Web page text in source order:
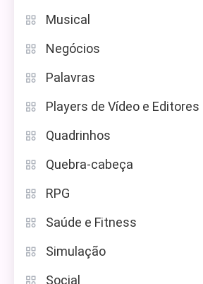
Musical
Negócios
Palavras
Players de Vídeo e Editores
Quadrinhos
Quebra-cabeça
RPG
Saúde e Fitness
Simulação
Social